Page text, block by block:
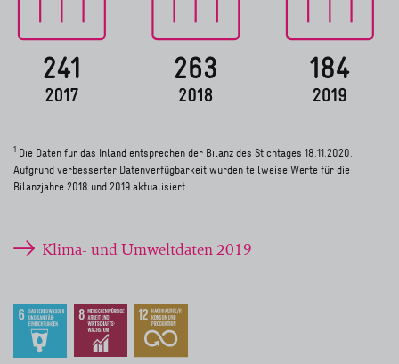
1 Die Daten für das Inland entsprechen der Bilanz des Stichtages 18.11.2020.
Aufgrund verbesserter Datenverfügbarkeit wurden teilweise Werte für die
Bilanzjahre 2018 und 2019 aktualisiert.
Klima- und Umweltdaten 2019